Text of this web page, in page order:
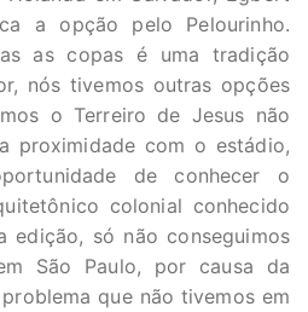
a opção pelo Pelourinho.
as copas é uma tradição
nós tivemos outras opções
o Terreiro de Jesus não
proximidade com o estádio,
de conhecer o
colonial conhecido
edição, só não conseguimos
São Paulo, por causa da
que não tivemos em